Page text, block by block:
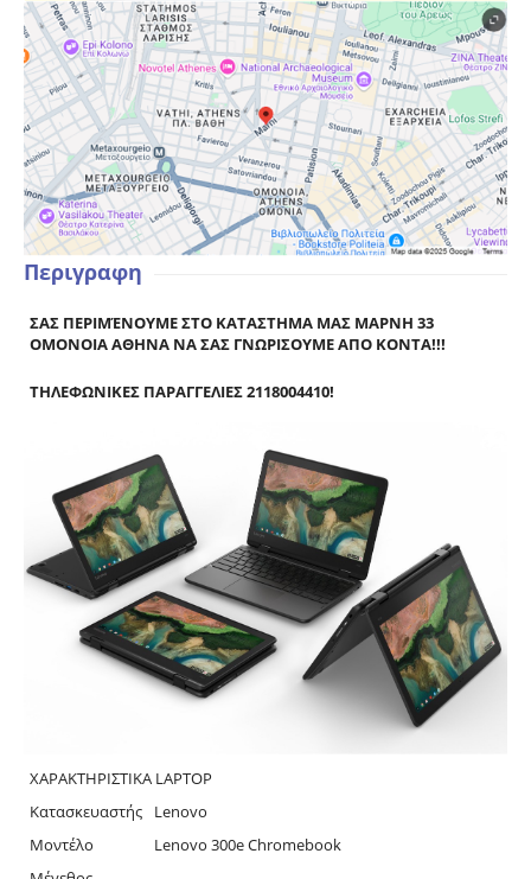
Περιγραφη
ΣΑΣ ΠΕΡΙΜΈΝΟΥΜΕ ΣΤΟ ΚΑΤΑΣΤΗΜΑ ΜΑΣ ΜΑΡΝΗ 33
ΟΜΟΝΟΙΑ ΑΘΗΝΑ ΝΑ ΣΑΣ ΓΝΩΡΙΣΟΥΜΕ ΑΠΟ ΚΟΝΤΑ!!!
ΤΗΛΕΦΩΝΙΚΕΣ ΠΑΡΑΓΓΕΛΙΕΣ 2118004410!
ΧΑΡΑΚΤΗΡΙΣΤΙΚΑ LAPTOP
Κατασκευαστής
Lenovo
Μοντέλο
Lenovo 300e Chromebook